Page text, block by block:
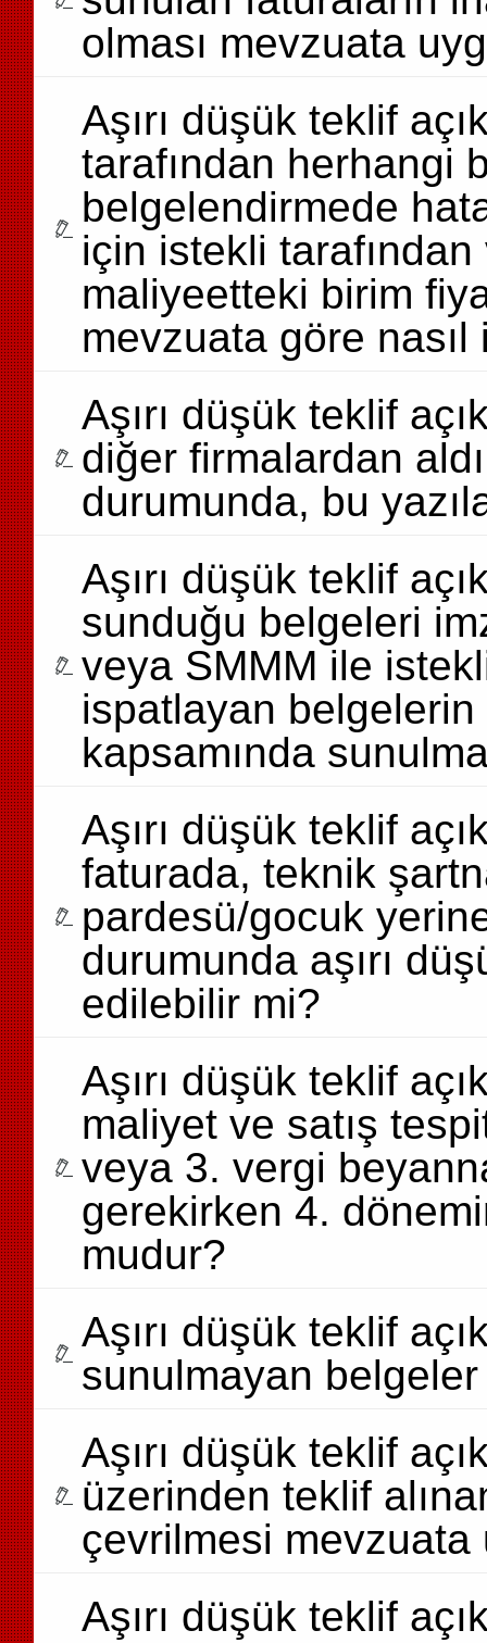
olması mevzuata
Aşırı düşük teklif
tarafından herhangi
belgelendirmede
için istekli
maliyeetteki birim
mevzuata göre nasıl
Aşırı düşük teklif
diğer firmalardan
durumunda, bu
Aşırı düşük teklif
sunduğu belgeleri
veya SMMM ile
ispatlayan belgelerin
kapsamında
Aşırı düşük teklif
faturada, teknik
pardesü/gocuk
durumunda aşırı
edilebilir mi?
Aşırı düşük teklif
maliyet ve satış
veya 3. vergi
gerekirken 4.
mudur?
Aşırı düşük teklif
sunulmayan
Aşırı düşük teklif
üzerinden teklif
çevrilmesi mevzuata
Aşırı düşük teklif